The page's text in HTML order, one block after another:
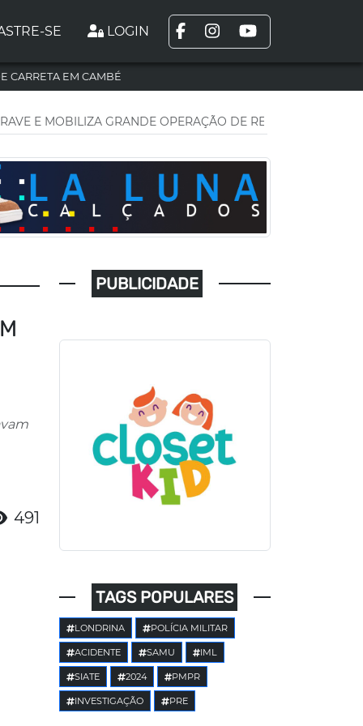
SE LOGIN
CARRETA EM CAMBÉ
E MOBILIZA GRANDE OPERAÇÃO DE RESGATE EM
491
PUBLICIDADE
TAGS POPULARES
LONDRINA POLÍCIA MILITAR
ACIDENTE SAMU IML
SIATE 2024 PMPR
INVESTIGAÇÃO PRE